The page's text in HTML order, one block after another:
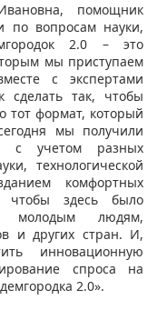
помощник
по вопросам науки,
2.0 – это
мы приступаем
с экспертами
сделать так, чтобы
тот формат, который
мы получили
с учетом разных
технологической
комфортных
чтобы здесь было
молодым людям,
и других стран. И,
инновационную
спроса на
2.0».